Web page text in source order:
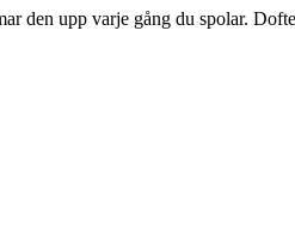
den upp varje gång du spolar.